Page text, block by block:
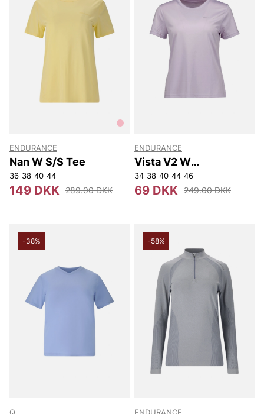
ENDURANCE
Nan W S/S Tee
36 38 40 44
149 DKK 289.00 DKK
ENDURANCE
Vista V2 W
Performance S/S Tee
34 38 40 44 46
69 DKK 249.00 DKK
-38%
Q
-58%
ENDURANCE